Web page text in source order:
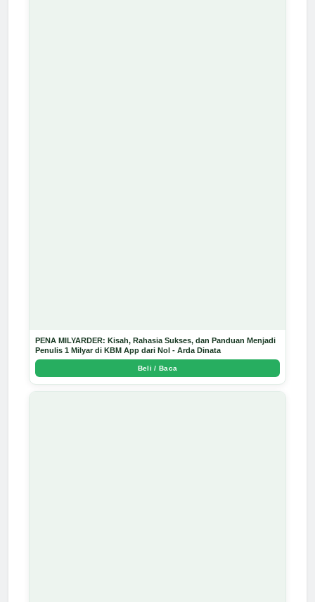
PENA MILYARDER: Kisah, Rahasia Sukses, dan Panduan Menjadi
Penulis 1 Milyar di KBM App dari Nol - Arda Dinata
Beli / Baca